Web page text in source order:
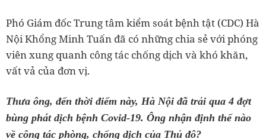
Phó Giám đốc Trung tâm kiểm soát bệnh tật (CDC) Hà
Nội Khổng Minh Tuấn đã có những chia sẻ với phóng
viên xung quanh công tác chống dịch và khó khăn,
vất vả của đơn vị.
Thưa ông, đến thời điểm này, Hà Nội đã trải qua 4 đợt
bùng phát dịch bệnh Covid-19. Ông nhận định thế nào
về công tác phòng, chống dịch của Thủ đô?